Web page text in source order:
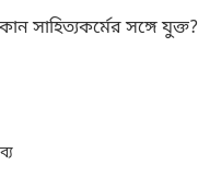
সাহিত্যকর্মের সঙ্গে যুক্ত?